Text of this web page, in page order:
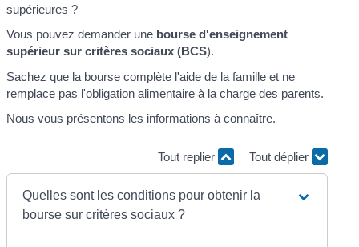
supérieures ?
Vous pouvez demander une bourse d'enseignement
supérieur sur critères sociaux (BCS).
Sachez que la bourse complète l'aide de la famille et ne
remplace pas l'obligation alimentaire à la charge des parents.
Nous vous présentons les informations à connaître.
Tout replier Tout déplier
Quelles sont les conditions pour obtenir la
bourse sur critères sociaux ?